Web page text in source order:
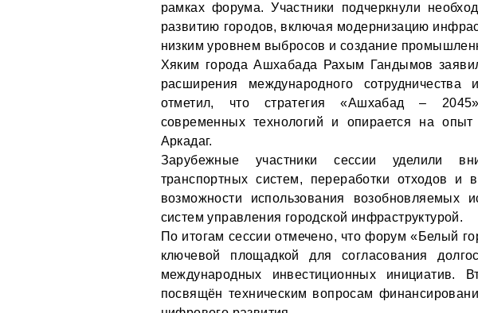
рамках форума. Участники подчеркнули
развитию городов, включая модернизацию
низким уровнем выбросов и создание
Хяким города Ашхабада Рахым Гандымов
расширения международного
отметил, что стратегия «Ашхабад – 2045»
современных технологий и опирается на
Аркадаг.
Зарубежные участники сессии уделили
транспортных систем, переработки отходов и
возможности использования возобновляемых
систем управления городской инфраструктурой.
По итогам сессии отмечено, что форум «Белый
ключевой площадкой для согласования
международных инвестиционных инициатив.
посвящён техническим вопросам